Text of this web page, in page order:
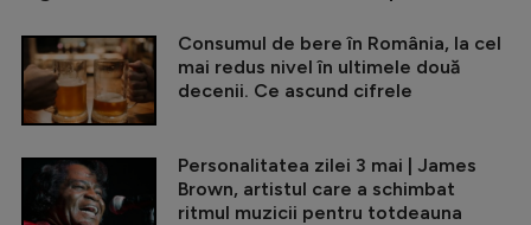
Consumul de bere în România, la cel
mai redus nivel în ultimele două
decenii. Ce ascund cifrele
Personalitatea zilei 3 mai | James
Brown, artistul care a schimbat
ritmul muzicii pentru totdeauna